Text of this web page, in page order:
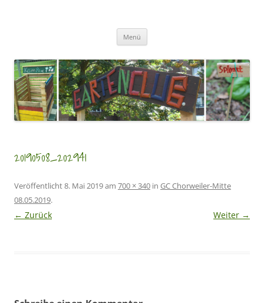
Menü
20190508_202941
Veröffentlicht8. Mai 2019am 700 × 340 in GC Chorweiler-Mitte
08.05.2019.
← Zurück Weiter →